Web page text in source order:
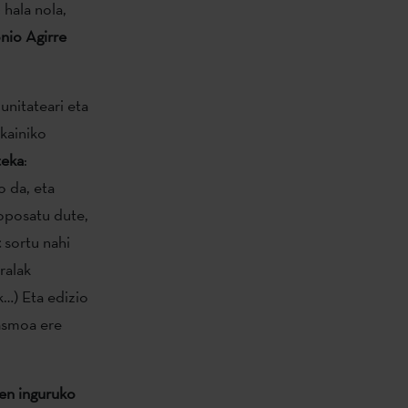
nola,
Agirre
eta
:
da, eta
dute,
sortu nahi
Eta edizio
ere
inguruko